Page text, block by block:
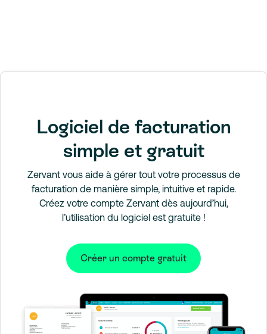
Logiciel de facturation
simple et gratuit
Zervant vous aide à gérer tout votre processus de
facturation de manière simple, intuitive et rapide.
Créez votre compte Zervant dès aujourd’hui,
l’utilisation du logiciel est gratuite !
Créer un compte gratuit